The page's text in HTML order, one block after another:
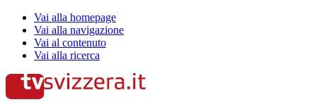
Vai alla homepage
Vai alla navigazione
Vai al contenuto
Vai alla ricerca